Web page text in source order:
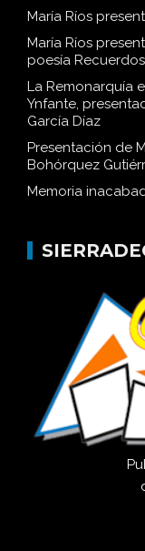
María Ríos
María Ríos
poesía Recuerdos
La Remonarquía
Ynfante,
García Díaz
Presentación de
Bohórquez
Memoria